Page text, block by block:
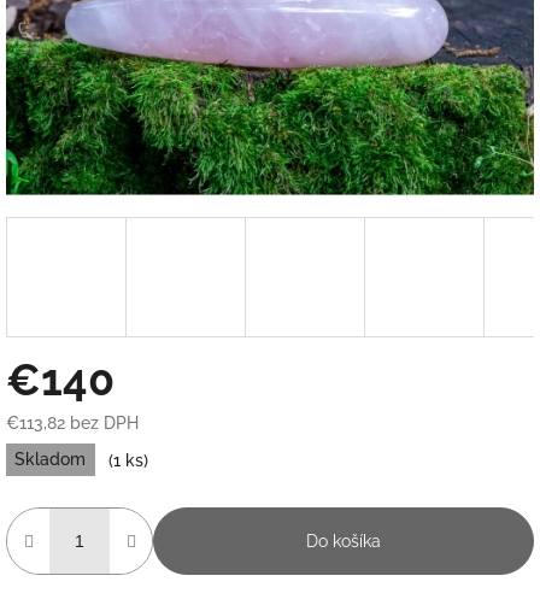
€140
€113,82 bez DPH
Jednotková
cena:
Skladom (1 ks)
Do košíka